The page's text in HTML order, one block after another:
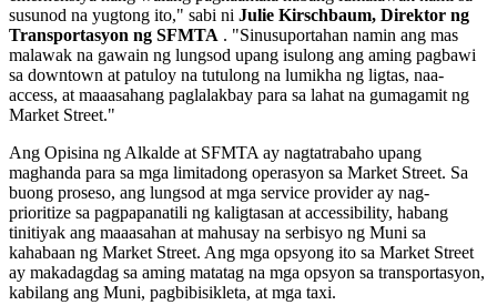
susunod na yugtong ito," sabi ni Julie Kirschbaum, Direktor ng
Transportasyon ng SFMTA . "Sinusuportahan namin ang mas
malawak na gawain ng lungsod upang isulong ang aming pagbawi
sa downtown at patuloy na tutulong na lumikha ng ligtas, naa-
access, at maaasahang paglalakbay para sa lahat na gumagamit ng
Market Street."
Ang Opisina ng Alkalde at SFMTA ay nagtatrabaho upang
maghanda para sa mga limitadong operasyon sa Market Street. Sa
buong proseso, ang lungsod at mga service provider ay nag-
prioritize sa pagpapanatili ng kaligtasan at accessibility, habang
tinitiyak ang maaasahan at mahusay na serbisyo ng Muni sa
kahabaan ng Market Street. Ang mga opsyong ito sa Market Street
ay makadagdag sa aming matatag na mga opsyon sa transportasyon,
kabilang ang Muni, pagbibisikleta, at mga taxi.